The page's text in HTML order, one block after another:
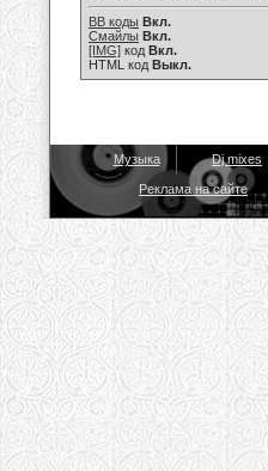
BB коды Вкл.
Смайлы Вкл.
[IMG] код Вкл.
HTML код Выкл.
Музыка Dj mixes
Реклама на сайте